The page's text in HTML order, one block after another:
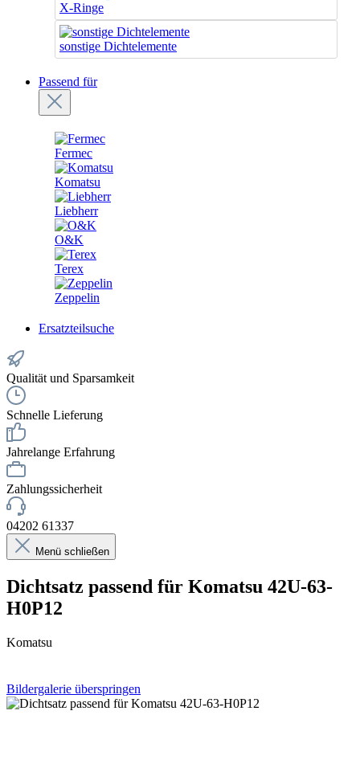
X-Ringe
sonstige Dichtelemente
Passend für
Fermec
Komatsu
Liebherr
O&K
Terex
Zeppelin
Ersatzteilsuche
Qualität und Sparsamkeit
Schnelle Lieferung
Jahrelange Erfahrung
Zahlungssicherheit
04202 61337
Menü schließen
Dichtsatz passend für Komatsu 42U-63-
H0P12
Komatsu
Bildergalerie überspringen